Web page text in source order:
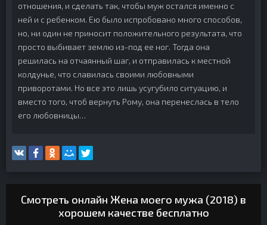
отношения, и сделать так, чтобы муж остался именно с
ней и с ребенком. Ею было испробовано много способов,
но, ни один не приносит положительного результата, что
просто выбивает землю из-под ее ног. Тогда она
решилась на отчаянный шаг, и отправилась к местной
колдунье, что славилась своими любовными
приворотами. Но все это лишь усугубило ситуацию, и
вместо того, чтоб вернуть Рому, она перенеслась в тело
его любовницы…
Смотреть онлайн Жена моего мужа (2018) в
хорошем качестве бесплатно